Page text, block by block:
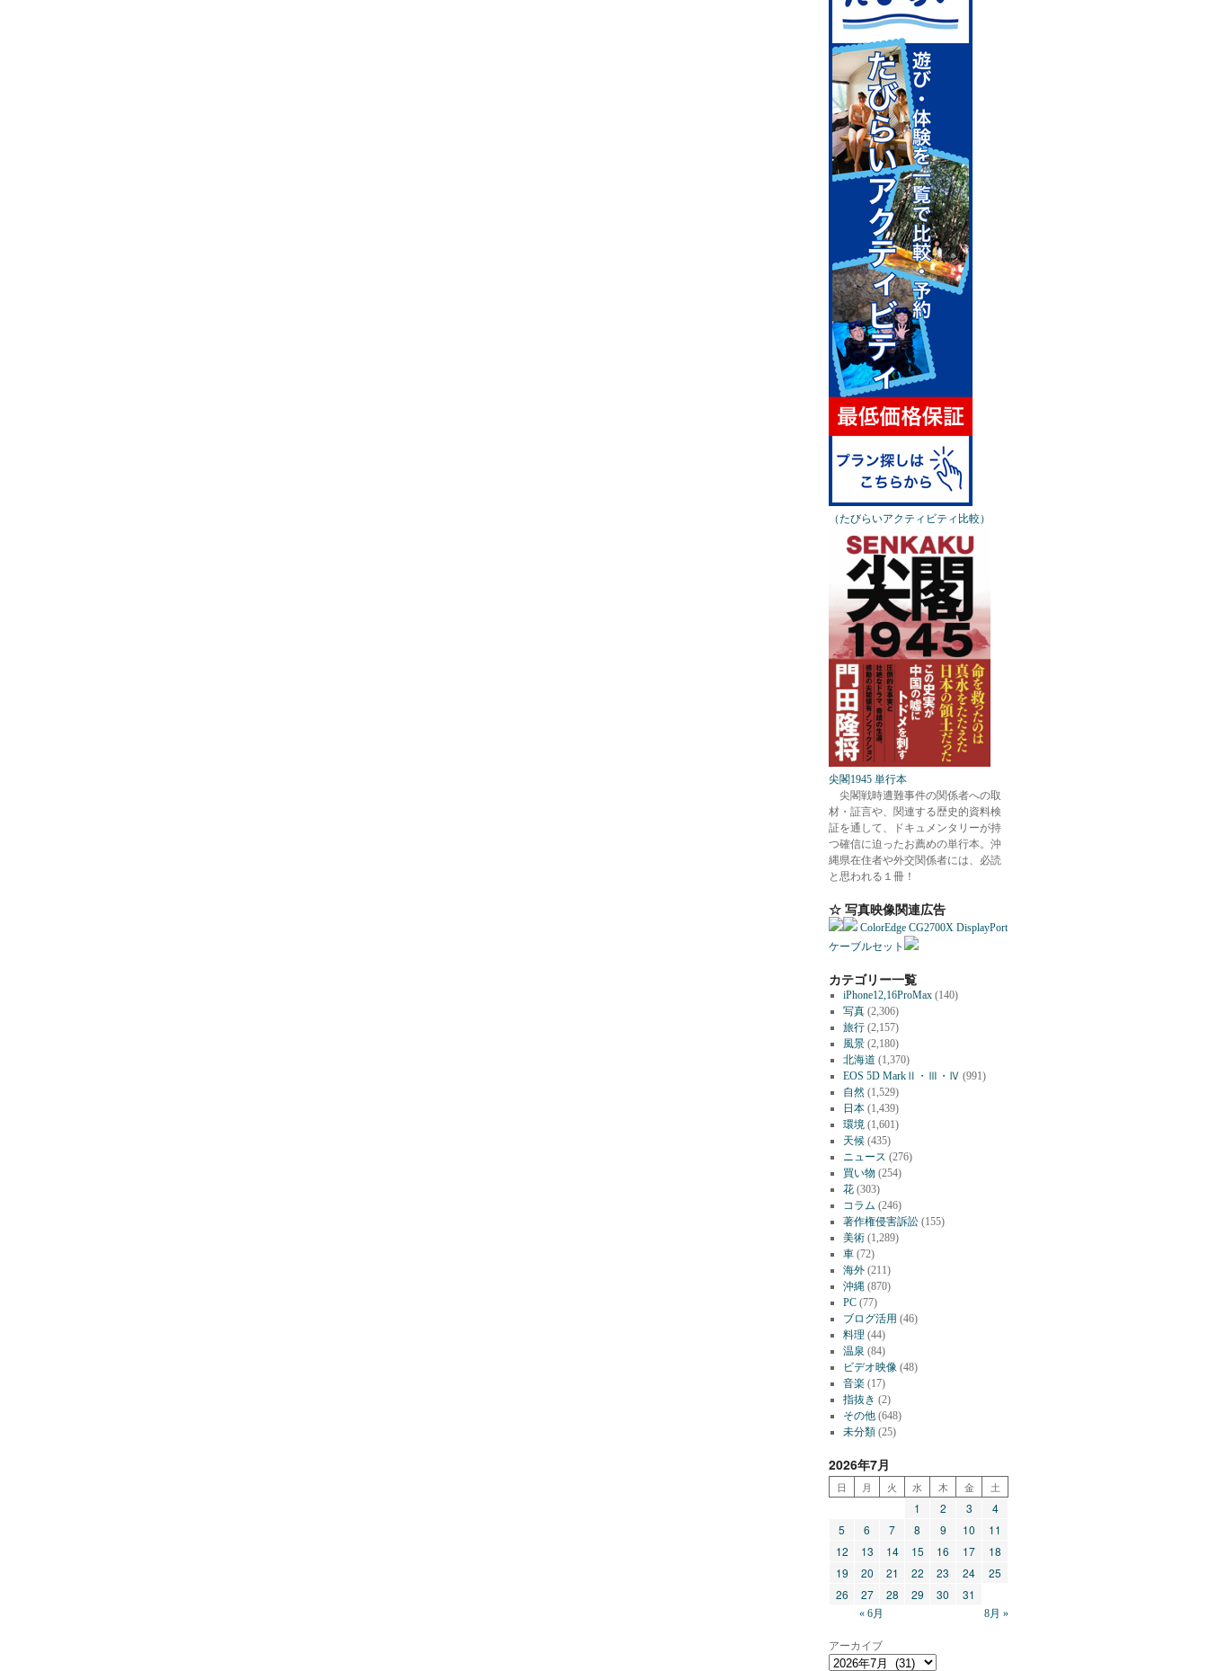
（たびらいアクティビティ比較）
尖閣1945 単行本
尖閣戦時遭難事件の関係者への取
材・証言や、関連する歴史的資料検
証を通して、ドキュメンタリーが持
つ確信に迫ったお薦めの単行本。沖
縄県在住者や外交関係者には、必読
と思われる１冊！
☆ 写真映像関連広告
ColorEdge CG2700X DisplayPort
ケーブルセット
カテゴリー一覧
iPhone12,16ProMax(140)
写真(2,306)
旅行(2,157)
風景(2,180)
北海道 (1,370)
EOS 5D MarkⅡ・Ⅲ・Ⅳ (991)
自然(1,529)
日本(1,439)
環境 (1,601)
天候(435)
ニュース (276)
買い物 (254)
花(303)
コラム (246)
著作権侵害訴訟(155)
美術(1,289)
車(72)
海外(211)
沖縄 (870)
PC(77)
ブログ活用 (46)
料理 (44)
温泉 (84)
ビデオ映像 (48)
音楽(17)
指抜き (2)
その他(648)
未分類(25)
2026年7月
日 月 火 水 木 金 土
1 2 3
4
5
6 7 8 9 10
11
12
13 14 15 16 17
18
19
20 21 22 23 24
25
26
27 28 29 30 31
« 6月 8月 »
アーカイブ